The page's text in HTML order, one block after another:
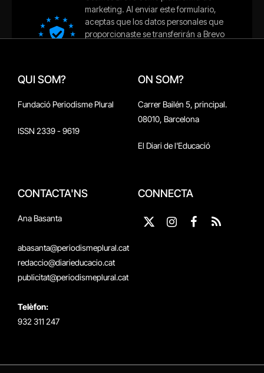
QUI SOM?
Fundació Periodisme Plural
ISSN 2339 - 9619
ON SOM?
Carrer Bailén 5, principal.
08010, Barcelona
El Diari de l'Educació
CONTACTA'NS
Ana Basanta
abasanta@periodismeplural.cat
redaccio@diarieducacio.cat
publicitat@periodismeplural.cat
Telèfon:
932 311 247
CONNECTA
X
Instagram
Facebook
RSS